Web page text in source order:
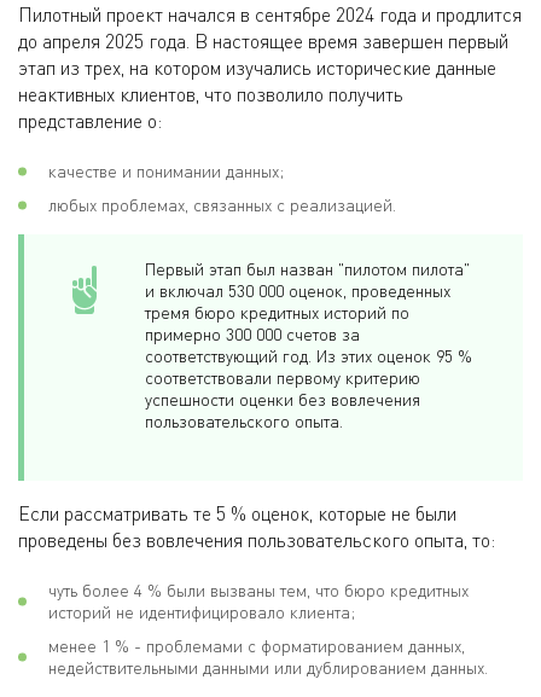
Пилотный проект начался в сентябре 2024 года и продлится
до апреля 2025 года. В настоящее время завершен первый
этап из трех, на котором изучались исторические данные
неактивных клиентов, что позволило получить
представление о:
качестве и понимании данных;
любых проблемах, связанных с реализацией.
Первый этап был назван "пилотом пилота"
и включал 530 000 оценок, проведенных
тремя бюро кредитных историй по
примерно 300 000 счетов за
соответствующий год. Из этих оценок 95 %
соответствовали первому критерию
успешности оценки без вовлечения
пользовательского опыта.
Если рассматривать те 5 % оценок, которые не были
проведены без вовлечения пользовательского опыта, то:
чуть более 4 % были вызваны тем, что бюро кредитных
историй не идентифицировало клиента;
менее 1 % - проблемами с форматированием данных,
недействительными данными или дублированием данных.